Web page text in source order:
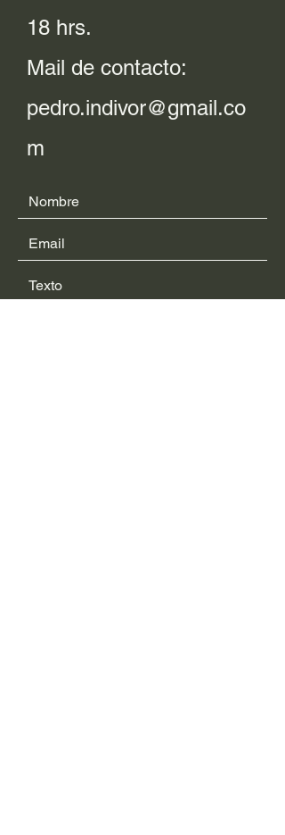
18 hrs.
Mail de contacto:
pedro.indivor@gmail.co
m